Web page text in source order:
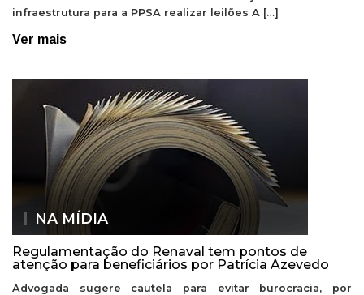
infraestrutura para a PPSA realizar leilões A […]
Ver mais
NA MÍDIA
Regulamentação do Renaval tem pontos de
atenção para beneficiários por Patrícia Azevedo
Advogada sugere cautela para evitar burocracia, por